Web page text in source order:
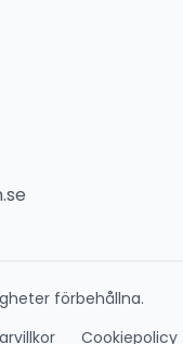
förbehållna.
Cookiepolicy